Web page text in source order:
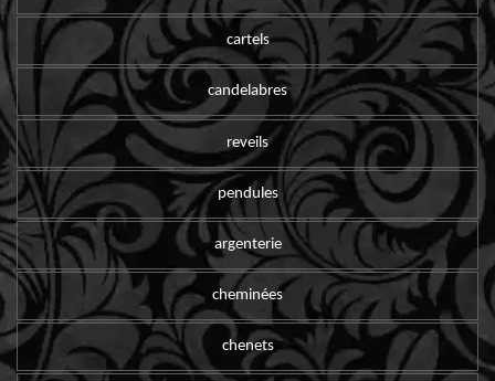
cartels
candelabres
reveils
pendules
argenterie
cheminées
chenets